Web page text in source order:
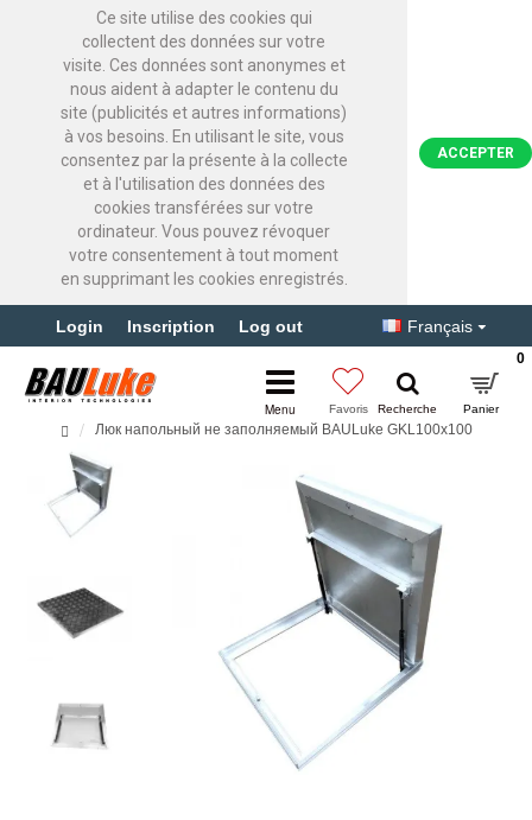
Ce site utilise des cookies qui
collectent des données sur votre
visite. Ces données sont anonymes et
nous aident à adapter le contenu du
site (publicités et autres informations)
à vos besoins. En utilisant le site, vous
consentez par la présente à la collecte
et à l'utilisation des données des
cookies transférées sur votre
ordinateur. Vous pouvez révoquer
votre consentement à tout moment
en supprimant les cookies enregistrés.
ACCEPTER
Login Inscription Log out Français
0
Люк напольный не заполняемый BAULuke GKL100x100